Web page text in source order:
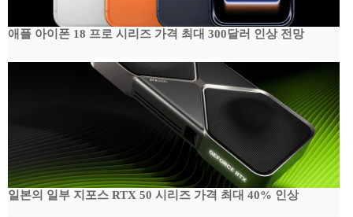
애플 아이폰 18 프로 시리즈 가격 최대 300달러 인상 전망
일본의 일부 지포스 RTX 50 시리즈 가격 최대 40% 인상